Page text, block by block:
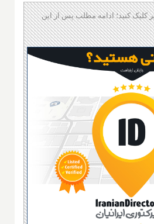
کلیک کنید؛ ادامه مطلب پس از این